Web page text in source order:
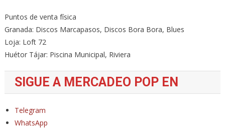
Puntos de venta física
Granada: Discos Marcapasos, Discos Bora Bora, Blues
Loja: Loft 72
Huétor Tájar: Piscina Municipal, Riviera
SIGUE A MERCADEO POP EN
Telegram
WhatsApp